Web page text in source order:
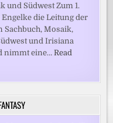
und Südwest Zum 1.
die Leitung der
Sachbuch, Mosaik,
und Irisiana
nimmt eine…Read